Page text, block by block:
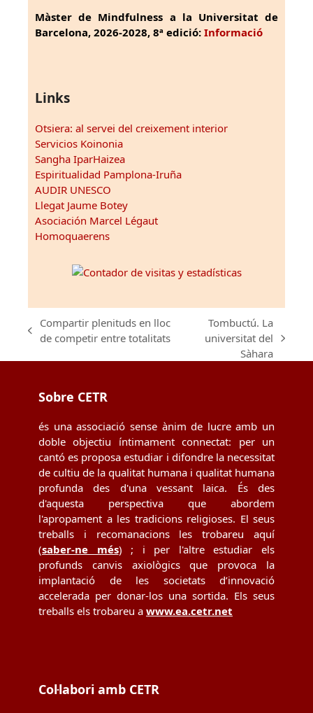
Màster de Mindfulness a la Universitat de
Barcelona, 2026-2028, 8ª edició: Informació
Links
Otsiera: al servei del creixement interior
Servicios Koinonia
Sangha IparHaizea
Espiritualidad Pamplona-Iruña
AUDIR UNESCO
Llegat Jaume Botey
Asociación Marcel Légaut
Homoquaerens
previous
Compartir plenituds en lloc
de competir entre totalitats
next
post:
Tombuctú. La
universitat del
Sàhara
Sobre CETR
és una associació sense ànim de lucre amb un
doble objectiu íntimament connectat: per un
cantó es proposa estudiar i difondre la necessitat
de cultiu de la qualitat humana i qualitat humana
profunda des d'una vessant laica. És des
d'aquesta perspectiva que abordem
l'apropament a les tradicions religioses. El seus
treballs i recomanacions les trobareu aquí
(saber-ne més) ; i per l'altre estudiar els
profunds canvis axiològics que provoca la
implantació de les societats d’innovació
accelerada per donar-los una sortida. Els seus
treballs els trobareu a www.ea.cetr.net
Col·labori amb CETR